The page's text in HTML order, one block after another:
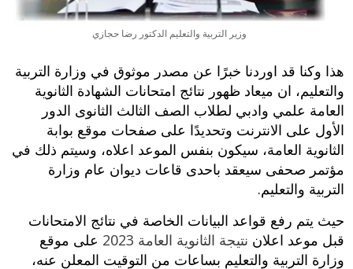
وزير التربية والتعليم الدكتور رضا حجازي
هذا وكنا قد اوردنا خبرًا عن مصدر موثوق في وزارة التربية
والتعليم، ان ميعاد ظهور نتائج امتحانات الشهادة الثانوية
العامة علمي وادبي لطلاب الصف الثالث الثانوى الدور
الأول على الانترنت وتحديدًا على صفحات موقع بوابة
الثانوية العامة، سيكون بنفس الموعد اعلاه، وسيتم ذلك في
مؤتمر صحفى سيعقد باحدى قاعات ديوان عام وزارة
التربية والتعليم.
حيث يتم رفع قواعد البيانات الخاصة في نتائج الامتحانات
قبل موعد اعلان نتيجة الثانوية العامة 2023
على موقع
وزارة التربية والتعليم بساعات من التوقيت المعلن عنه،